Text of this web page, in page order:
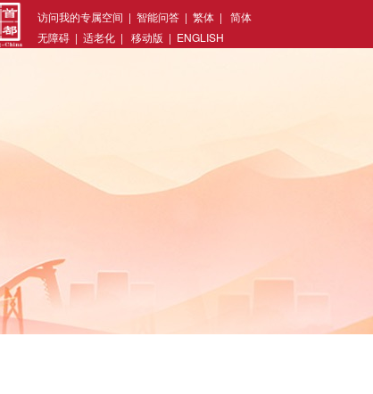
访问我的专属空间 | 智能问答 | 繁体 | 简体
无障碍 | 适老化 | 移动版 | ENGLISH